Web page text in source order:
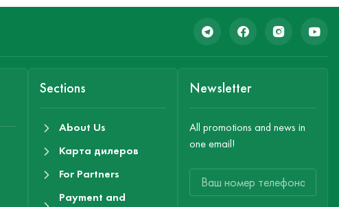
Sections
About Us
Карта дилеров
For Partners
Payment and
Newsletter
All promotions and news in
one email!